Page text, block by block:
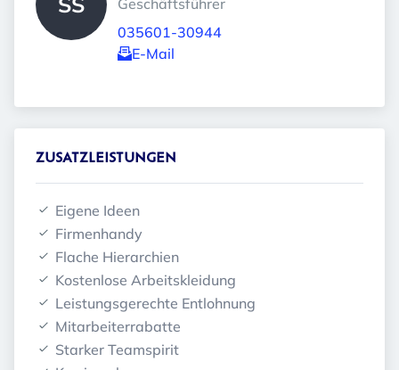
Geschäftsführer
035601-30944
E-Mail
ZUSATZLEISTUNGEN
Eigene Ideen
Firmenhandy
Flache Hierarchien
Kostenlose Arbeitskleidung
Leistungsgerechte Entlohnung
Mitarbeiterrabatte
Starker Teamspirit